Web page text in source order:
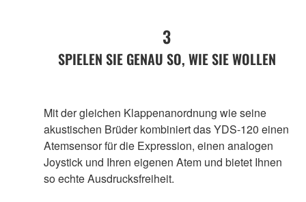
3
SPIELEN SIE GENAU SO, WIE SIE WOLLEN
Mit der gleichen Klappenanordnung wie seine
akustischen Brüder kombiniert das YDS-120 einen
Atemsensor für die Expression, einen analogen
Joystick und Ihren eigenen Atem und bietet Ihnen
so echte Ausdrucksfreiheit.